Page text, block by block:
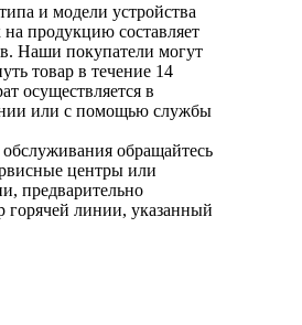
и модели устройства
продукцию составляет
Наши покупатели могут
товар в течение 14
осуществляется в
или с помощью службы
обращайтесь
центры или
предварительно
горячей линии, указанный